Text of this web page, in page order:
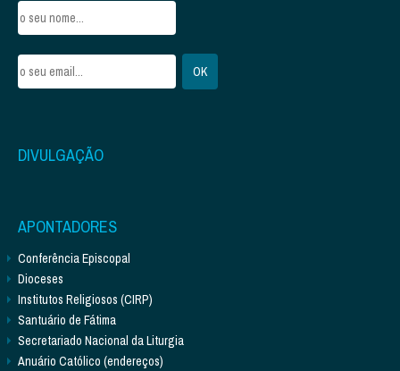
DIVULGAÇÃO
APONTADORES
Conferência Episcopal
Dioceses
Institutos Religiosos (CIRP)
Santuário de Fátima
Secretariado Nacional da Liturgia
Anuário Católico (endereços)